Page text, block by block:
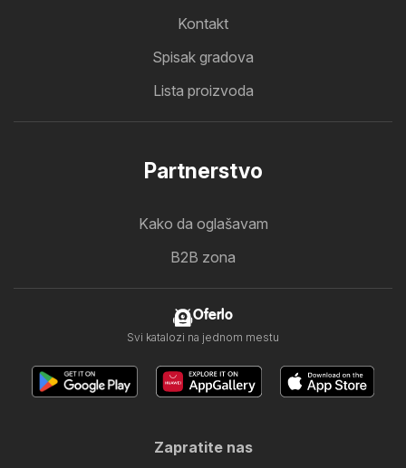
Kontakt
Spisak gradova
Lista proizvoda
Partnerstvo
Kako da oglašavam
B2B zona
Oferlo
Svi katalozi na jednom mestu
Zapratite nas